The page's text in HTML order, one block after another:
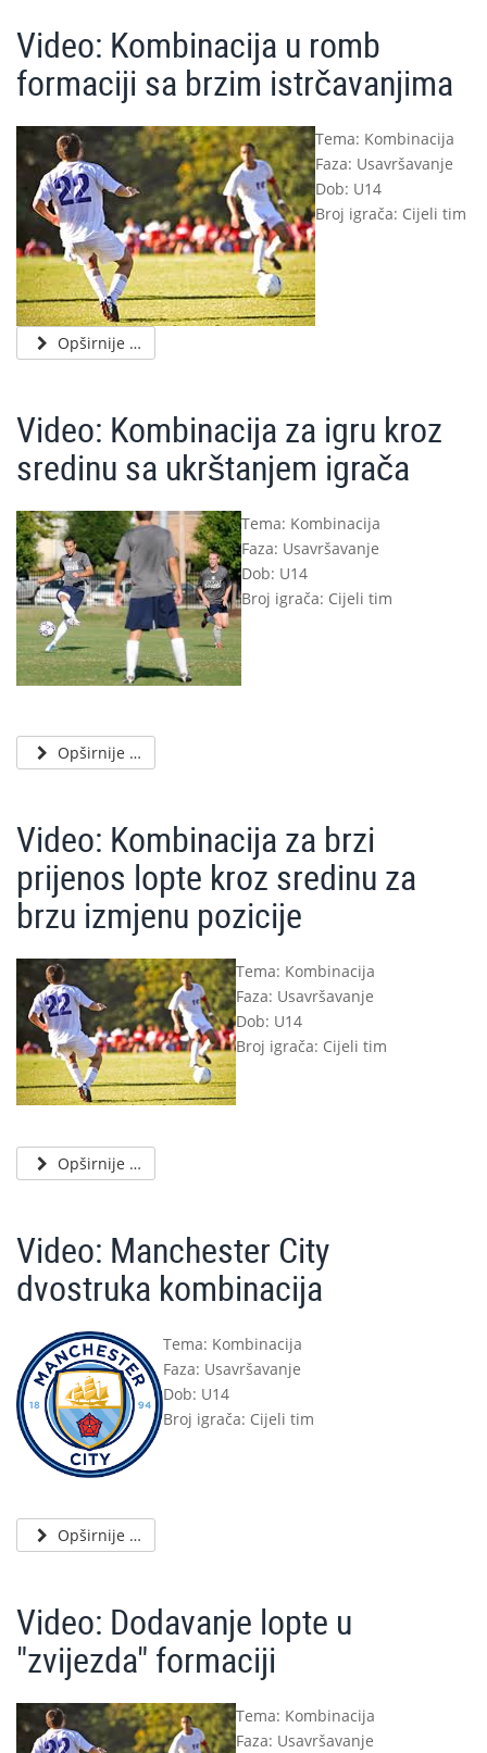
Video: Kombinacija u romb
formaciji sa brzim istrčavanjima
Tema: Kombinacija
Faza: Usavršavanje
Dob: U14
Broj igrača: Cijeli tim
Opširnije …
Video: Kombinacija za igru kroz
sredinu sa ukrštanjem igrača
Tema: Kombinacija
Faza: Usavršavanje
Dob: U14
Broj igrača: Cijeli tim
Opširnije …
Video: Kombinacija za brzi
prijenos lopte kroz sredinu za
brzu izmjenu pozicije
Tema: Kombinacija
Faza: Usavršavanje
Dob: U14
Broj igrača: Cijeli tim
Opširnije …
Video: Manchester City
dvostruka kombinacija
Tema: Kombinacija
Faza: Usavršavanje
Dob: U14
Broj igrača: Cijeli tim
Opširnije …
Video: Dodavanje lopte u
"zvijezda" formaciji
Tema: Kombinacija
Faza: Usavršavanje